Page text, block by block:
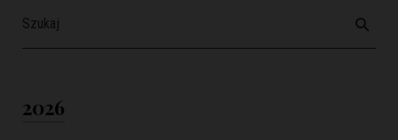
2026